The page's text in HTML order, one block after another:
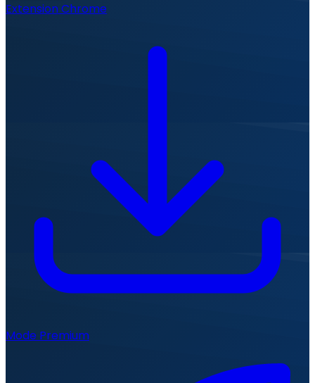
Extension Chrome
Mode Premium